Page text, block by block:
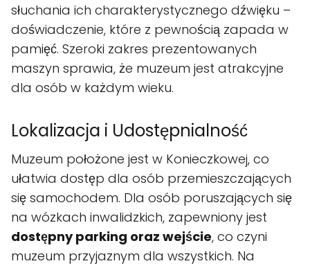
słuchania ich charakterystycznego dźwięku –
doświadczenie, które z pewnością zapada w
pamięć. Szeroki zakres prezentowanych
maszyn sprawia, że muzeum jest atrakcyjne
dla osób w każdym wieku.
Lokalizacja i Udostępnialność
Muzeum położone jest w Konieczkowej, co
ułatwia dostęp dla osób przemieszczających
się samochodem. Dla osób poruszających się
na wózkach inwalidzkich, zapewniony jest
dostępny parking oraz wejście, co czyni
muzeum przyjaznym dla wszystkich. Na